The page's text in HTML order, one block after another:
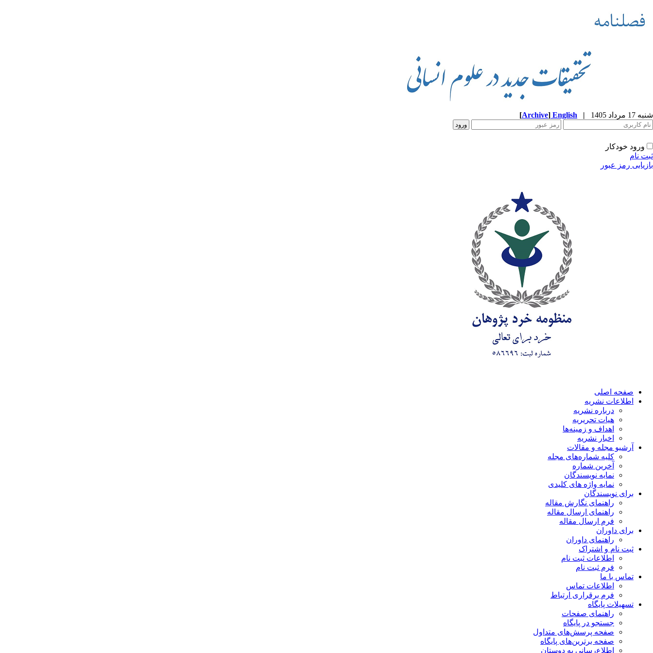
شنبه 17 مرداد 1405 |
English
[Archive]
ورود خودکار
ثبت نام
بازیابی رمز عبور
صفحه اصلی
اطلاعات نشریه
درباره نشریه
هیات تحریریه
اهداف و زمینه‌ها
اخبار نشریه
آرشیو مجله و مقالات
کلیه شماره‌های مجله
آخرین شماره
نمایه نویسندگان
نمایه واژه های کلیدی
برای نویسندگان
راهنمای نگارش مقاله
راهنمای ارسال مقاله
فرم ارسال مقاله
برای داوران
راهنمای داوران
ثبت نام و اشتراک
اطلاعات ثبت نام
فرم ثبت نام
تماس با ما
اطلاعات تماس
فرم برقراری ارتباط
تسهیلات پایگاه
راهنمای صفحات
جستجو در پایگاه
صفحه پرسش‌های متداول
صفحه برترین‌های پایگاه
اطلاع‌رسانی به دوستان